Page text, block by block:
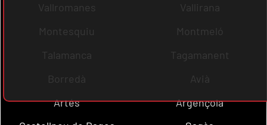
Vallromanes
Vallirana
Montesquiu
Montmeló
Talamanca
Tagamanent
Borredà
Avià
Artés
Argençola